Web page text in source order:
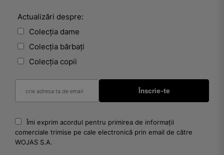
Actualizări despre:
Colecția dame
Colecția bărbați
Colecția copii
Îmi exprim acordul pentru primirea de informații
comerciale trimise pe cale electronică prin email de către
WOJAS S.A.